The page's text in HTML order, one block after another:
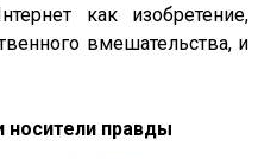
как изобретение,
вмешательства, и
носители правды